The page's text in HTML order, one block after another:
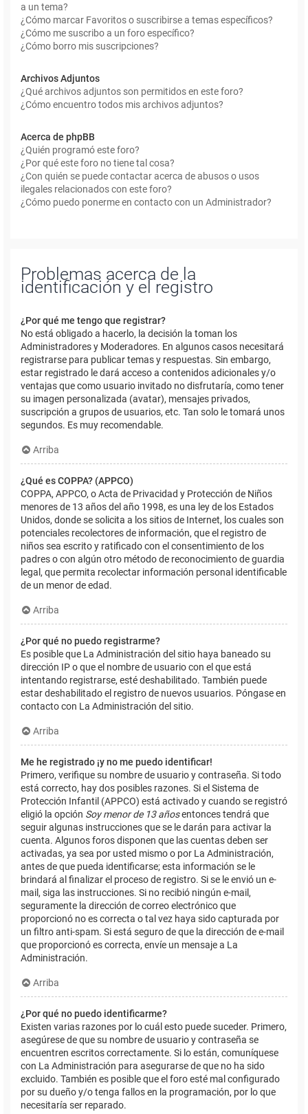
a un tema?
¿Cómo marcar Favoritos o suscribirse a temas específicos?
¿Cómo me suscribo a un foro específico?
¿Cómo borro mis suscripciones?
Archivos Adjuntos
¿Qué archivos adjuntos son permitidos en este foro?
¿Cómo encuentro todos mis archivos adjuntos?
Acerca de phpBB
¿Quién programó este foro?
¿Por qué este foro no tiene tal cosa?
¿Con quién se puede contactar acerca de abusos o usos
ilegales relacionados con este foro?
¿Cómo puedo ponerme en contacto con un Administrador?
Problemas acerca de la
identificación y el registro
¿Por qué me tengo que registrar?
No está obligado a hacerlo, la decisión la toman los
Administradores y Moderadores. En algunos casos necesitará
registrarse para publicar temas y respuestas. Sin embargo,
estar registrado le dará acceso a contenidos adicionales y/o
ventajas que como usuario invitado no disfrutaría, como tener
su imagen personalizada (avatar), mensajes privados,
suscripción a grupos de usuarios, etc. Tan solo le tomará unos
segundos. Es muy recomendable.
Arriba
¿Qué es COPPA? (APPCO)
COPPA, APPCO, o Acta de Privacidad y Protección de Niños
menores de 13 años del año 1998, es una ley de los Estados
Unidos, donde se solicita a los sitios de Internet, los cuales son
potenciales recolectores de información, que el registro de
niños sea escrito y ratificado con el consentimiento de los
padres o con algún otro método de reconocimiento de guardia
legal, que permita recolectar información personal identificable
de un menor de edad.
Arriba
¿Por qué no puedo registrarme?
Es posible que La Administración del sitio haya baneado su
dirección IP o que el nombre de usuario con el que está
intentando registrarse, esté deshabilitado. También puede
estar deshabilitado el registro de nuevos usuarios. Póngase en
contacto con La Administración del sitio.
Arriba
Me he registrado ¡y no me puedo identificar!
Primero, verifique su nombre de usuario y contraseña. Si todo
está correcto, hay dos posibles razones. Si el Sistema de
Protección Infantil (APPCO) está activado y cuando se registró
eligió la opción Soy menor de 13 añosentonces tendrá que
seguir algunas instrucciones que se le darán para activar la
cuenta. Algunos foros disponen que las cuentas deben ser
activadas, ya sea por usted mismo o por La Administración,
antes de que pueda identificarse; esta información se le
brindará al finalizar el proceso de registro. Si se le envió un e-
mail, siga las instrucciones. Si no recibió ningún e-mail,
seguramente la dirección de correo electrónico que
proporcionó no es correcta o tal vez haya sido capturada por
un filtro anti-spam. Si está seguro de que la dirección de e-mail
que proporcionó es correcta, envíe un mensaje a La
Administración.
Arriba
¿Por qué no puedo identificarme?
Existen varias razones por lo cuál esto puede suceder. Primero,
asegúrese de que su nombre de usuario y contraseña se
encuentren escritos correctamente. Si lo están, comuníquese
con La Administración para asegurarse de que no ha sido
excluido. También es posible que el foro esté mal configurado
por su dueño y/o tenga fallos en la programación, por lo que
necesitaría ser reparado.